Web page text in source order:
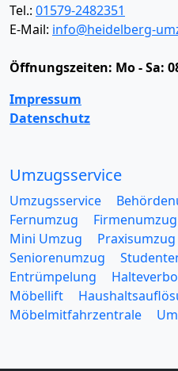
Tel.: 01579-2482351
E-Mail: info@heidelberg-
Öffnungszeiten: Mo - Sa:
Impressum
Datenschutz
Umzugsservice
Umzugsservice
Fernumzug
Firmenumzug
Mini Umzug
Praxisumzug
Seniorenumzug
Entrümpelung
Möbellift
Möbelmitfahrzentrale